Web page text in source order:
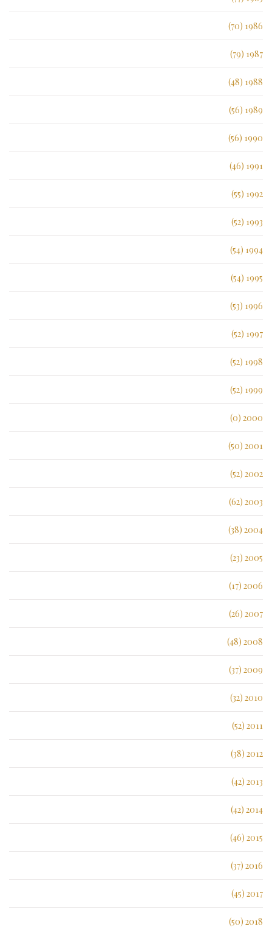
1986 (70)
1987 (79)
1988 (48)
1989 (56)
1990 (56)
1991 (46)
1992 (55)
1993 (52)
1994 (54)
1995 (54)
1996 (53)
1997 (52)
1998 (52)
1999 (52)
2000 (0)
2001 (50)
2002 (52)
2003 (62)
2004 (38)
2005 (23)
2006 (17)
2007 (26)
2008 (48)
2009 (37)
2010 (32)
2011 (52)
2012 (38)
2013 (42)
2014 (42)
2015 (46)
2016 (37)
2017 (45)
2018 (50)